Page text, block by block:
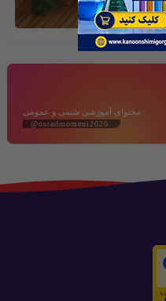
محتوای آموزشی شیمی و عمومی
@ostadmomeni2020